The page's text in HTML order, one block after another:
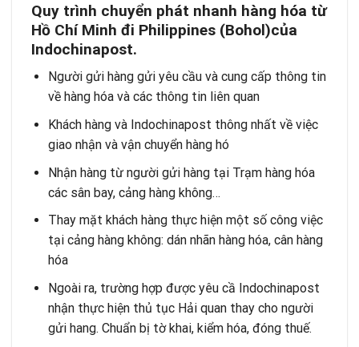
Quy trình chuyển phát nhanh hàng hóa từ
Hồ Chí Minh đi Philippines (Bohol)của
Indochinapost.
Người gửi hàng gửi yêu cầu và cung cấp thông tin
về hàng hóa và các thông tin liên quan
Khách hàng và Indochinapost thông nhất về việc
giao nhận và vận chuyển hàng hó
Nhận hàng từ người gửi hàng tại Trạm hàng hóa
các sân bay, cảng hàng không…
Thay mặt khách hàng thực hiện một số công việc
tại cảng hàng không: dán nhãn hàng hóa, cân hàng
hóa
Ngoài ra, trường hợp được yêu cầ Indochinapost
nhận thực hiện thủ tục Hải quan thay cho người
gửi hang. Chuẩn bị tờ khai, kiểm hóa, đóng thuế.